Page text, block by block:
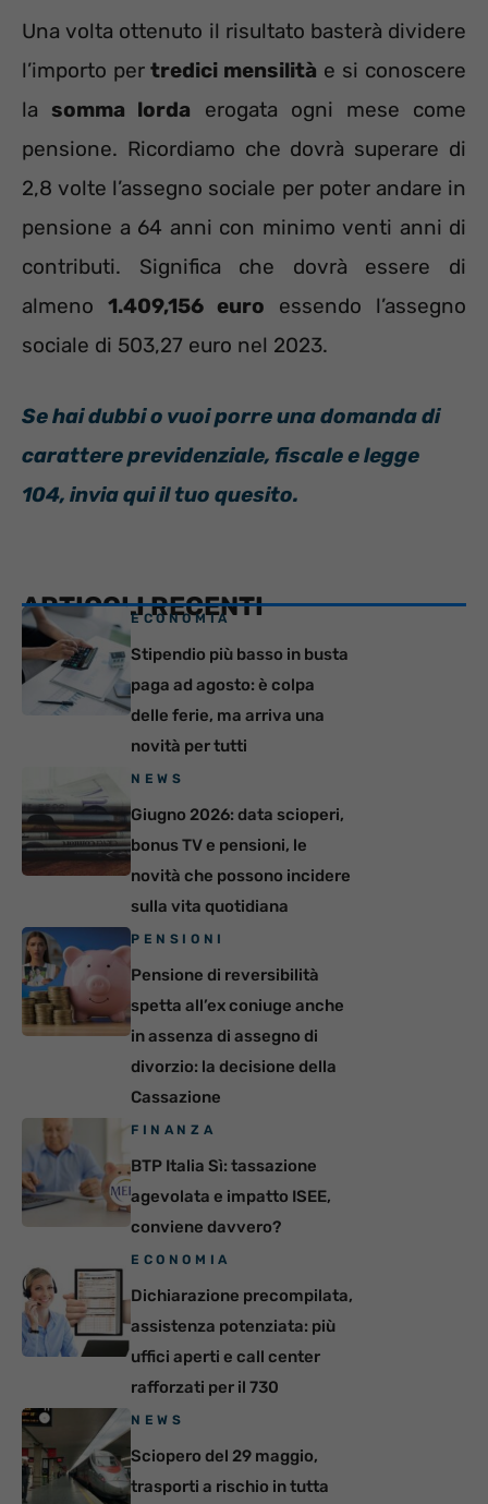
Una volta ottenuto il risultato basterà dividere
l’importo per tredici mensilità e si conoscere
la somma lorda erogata ogni mese come
pensione. Ricordiamo che dovrà superare di
2,8 volte l’assegno sociale per poter andare in
pensione a 64 anni con minimo venti anni di
contributi. Significa che dovrà essere di
almeno 1.409,156 euro essendo l’assegno
sociale di 503,27 euro nel 2023.
Se hai dubbi o vuoi porre una domanda di
carattere previdenziale, fiscale e legge
104, invia qui il tuo quesito.
ARTICOLI RECENTI
ECONOMIA
Stipendio più basso in busta
paga ad agosto: è colpa
delle ferie, ma arriva una
novità per tutti
NEWS
Giugno 2026: data scioperi,
bonus TV e pensioni, le
novità che possono incidere
sulla vita quotidiana
PENSIONI
Pensione di reversibilità
spetta all’ex coniuge anche
in assenza di assegno di
divorzio: la decisione della
Cassazione
FINANZA
BTP Italia Sì: tassazione
agevolata e impatto ISEE,
conviene davvero?
ECONOMIA
Dichiarazione precompilata,
assistenza potenziata: più
uffici aperti e call center
rafforzati per il 730
NEWS
Sciopero del 29 maggio,
trasporti a rischio in tutta